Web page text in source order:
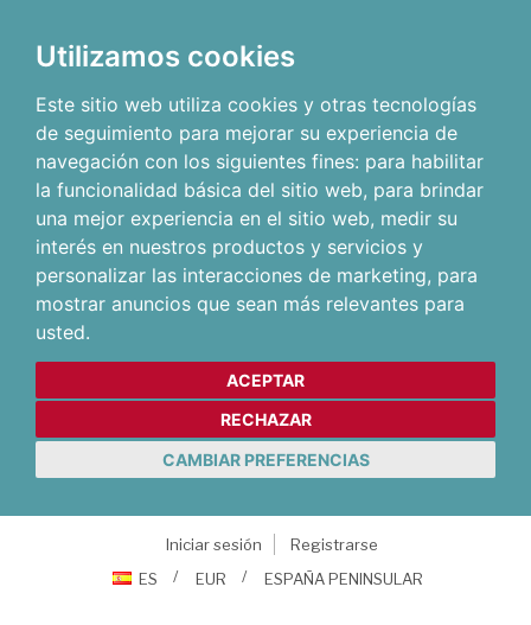
Utilizamos cookies
Este sitio web utiliza cookies y otras tecnologías
de seguimiento para mejorar su experiencia de
navegación con los siguientes fines: para habilitar
la funcionalidad básica del sitio web, para brindar
una mejor experiencia en el sitio web, medir su
interés en nuestros productos y servicios y
personalizar las interacciones de marketing, para
mostrar anuncios que sean más relevantes para
usted.
ACEPTAR
RECHAZAR
CAMBIAR PREFERENCIAS
Iniciar sesión
Registrarse
ES
EUR ESPAÑA PENINSULAR